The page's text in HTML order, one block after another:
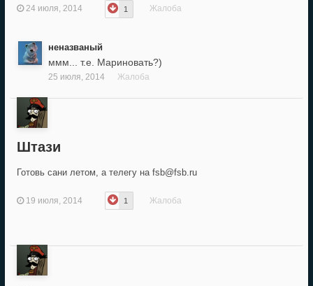
24 июля, 2014 1 Жалоба
неназваный
ммм... т.е. Мариновать?)
25 июля, 2014 Жалоба
Штази
Готовь сани летом, а телегу на fsb@fsb.ru
19 июля, 2014 1 Жалоба